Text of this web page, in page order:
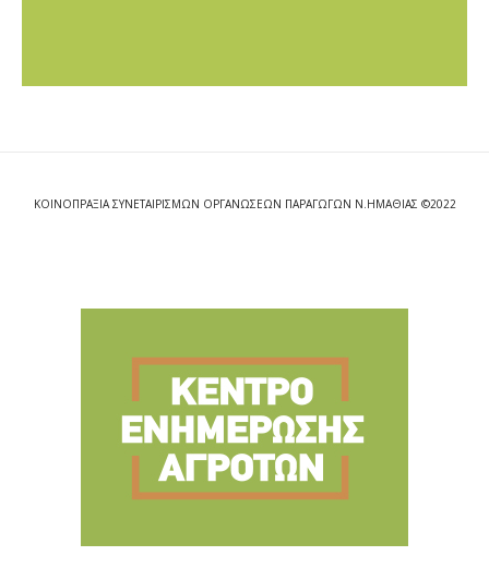
ΚΟΙΝΟΠΡΑΞΙΑ ΣΥΝΕΤΑΙΡΙΣΜΩΝ ΟΡΓΑΝΩΣΕΩΝ ΠΑΡΑΓΩΓΩΝ Ν.ΗΜΑΘΙΑΣ ©2022